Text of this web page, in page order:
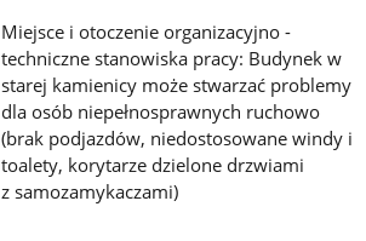
Miejsce i otoczenie organizacyjno -
techniczne stanowiska pracy: Budynek w
starej kamienicy może stwarzać problemy
dla osób niepełnosprawnych ruchowo
(brak podjazdów, niedostosowane windy i
toalety, korytarze dzielone drzwiami
z samozamykaczami)